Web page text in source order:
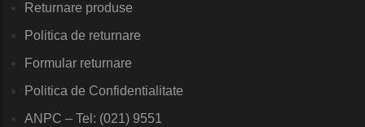
Returnare produse
Politica de returnare
Formular returnare
Politica de Confidentialitate
ANPC – Tel: (021) 9551